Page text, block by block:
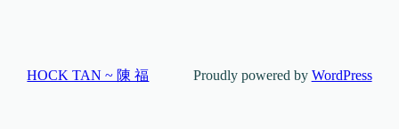
HOCK TAN ~ 陳 福 Proudly powered by WordPress